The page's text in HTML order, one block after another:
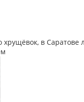
хрущёвок, в Саратове